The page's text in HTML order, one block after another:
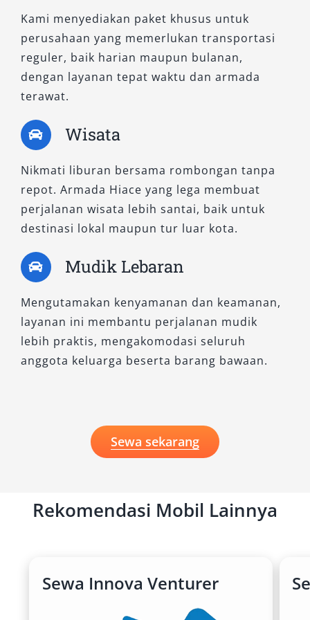
Kami menyediakan paket khusus untuk
perusahaan yang memerlukan transportasi
reguler, baik harian maupun bulanan,
dengan layanan tepat waktu dan armada
terawat.
Wisata
Nikmati liburan bersama rombongan tanpa
repot. Armada Hiace yang lega membuat
perjalanan wisata lebih santai, baik untuk
destinasi lokal maupun tur luar kota.
Mudik Lebaran
Mengutamakan kenyamanan dan keamanan,
layanan ini membantu perjalanan mudik
lebih praktis, mengakomodasi seluruh
anggota keluarga beserta barang bawaan.
Sewa sekarang
Rekomendasi Mobil Lainnya
Sewa Innova Venturer